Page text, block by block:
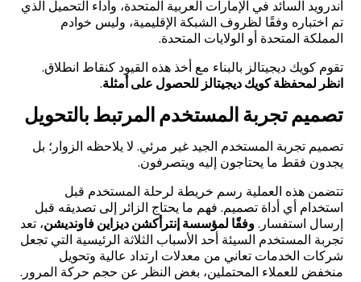
أندرويد السائد في الإمارات العربية المتحدة، وأداء التحميل الذي
تم اختباره وفقًا لظروف الشبكة الإقليمية، وليس خوادم
المملكة المتحدة أو الولايات المتحدة.
تقوم كويك ديجيتالز بالبناء مع أخذ هذه القيود كنقاط انطلاق.
انظر لمحفظة كويك ديجيتالز للحصول على أمثلة.
تصميم تجربة المستخدم المرتبط بالتحويل
تصميم تجربة المستخدم الجيد غير مرئي. لا يلاحظه الزوار؛ بل
يجدون فقط ما يحتاجون إليه ويتصرفون.
تتضمن هذه العملية رسم خريطة لرحلة المستخدم قبل
استخدام أي أداة تصميم. فهم ما يحتاج الزائر إلى تصديقه قبل
إرسال استفسار.وفقًا لمؤسسة إنترأكشن ديزاين فاونديشن، تعد
تجربة المستخدم السيئة أحد الأسباب الثلاثة الرئيسية التي تجعل
شركات الخدمات تعاني من معدلات ارتداد عالية وتحويل
منخفض للعملاء المحتملين، بغض النظر عن حجم حركة المرور .